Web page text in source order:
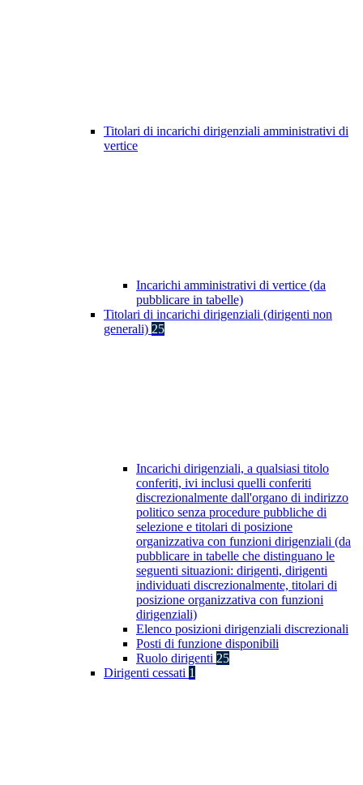
Titolari di incarichi dirigenziali amministrativi di
vertice
Incarichi amministrativi di vertice (da
pubblicare in tabelle)
Titolari di incarichi dirigenziali (dirigenti non
generali) 25
Incarichi dirigenziali, a qualsiasi titolo
conferiti, ivi inclusi quelli conferiti
discrezionalmente dall'organo di indirizzo
politico senza procedure pubbliche di
selezione e titolari di posizione
organizzativa con funzioni dirigenziali (da
pubblicare in tabelle che distinguano le
seguenti situazioni: dirigenti, dirigenti
individuati discrezionalmente, titolari di
posizione organizzativa con funzioni
dirigenziali)
Elenco posizioni dirigenziali discrezionali
Posti di funzione disponibili
Ruolo dirigenti 25
Dirigenti cessati 1